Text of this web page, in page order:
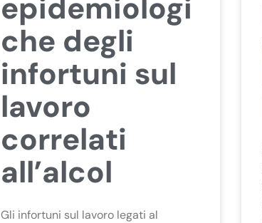
epidemiologi
che degli
infortuni sul
lavoro
correlati
all’alcol
Gli infortuni sul lavoro legati al